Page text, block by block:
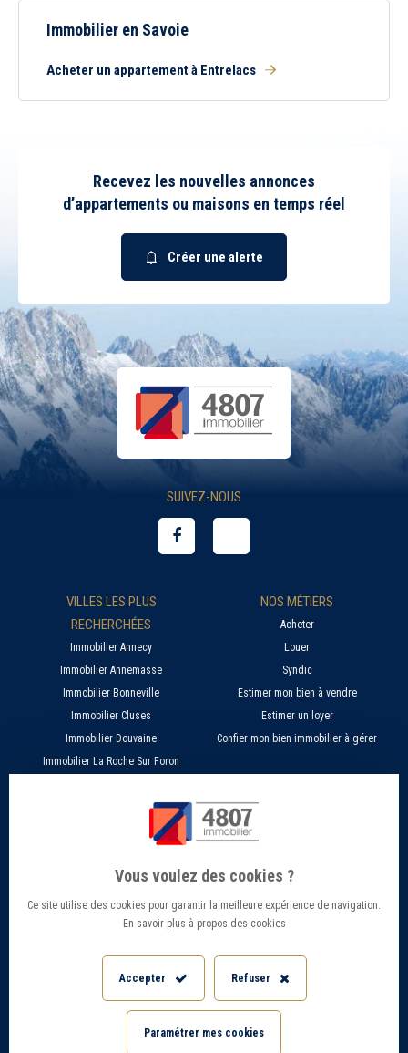
Immobilier en Savoie
Acheter un appartement à Entrelacs
Recevez les nouvelles annonces
d’appartements ou maisons en temps réel
Créer une alerte
SUIVEZ-NOUS
VILLES LES PLUS
RECHERCHÉES
Immobilier Annecy
Immobilier Annemasse
Immobilier Bonneville
Immobilier Cluses
Immobilier Douvaine
Immobilier La Roche Sur Foron
NOS MÉTIERS
Acheter
Louer
Syndic
Estimer mon bien à vendre
Estimer un loyer
Confier mon bien immobilier à gérer
Nos agences 4807
Barème Transaction immobilière
Mentions légales
Politique de confidentialité
Paramétrer les cookies
SERVICES EN LIGNE
Estimer mon bien immobilier en ligne
Candidature location
Offres d’emploi - Recrutement
Accès Extranet
Informations Géorisques
Vous voulez des cookies ?
Ce site utilise des cookies pour garantir la meilleure expérience de navigation.
En savoir plus à propos des cookies
Accepter Refuser
Paramétrer mes cookies